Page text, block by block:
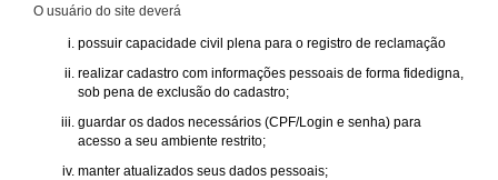
O usuário do site deverá
possuir capacidade civil plena para o registro de reclamação
realizar cadastro com informações pessoais de forma fidedigna,
sob pena de exclusão do cadastro;
guardar os dados necessários (CPF/Login e senha) para
acesso a seu ambiente restrito;
manter atualizados seus dados pessoais;